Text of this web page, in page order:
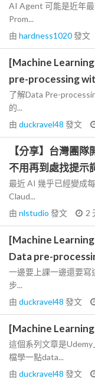
AI Agent 可能是近年
Prom...
由 hardness1020發文
[Machine
pre-processing
了解Data Pre-
的...
由 duckravel48 發文
【分享】台灣團
不用再到處找提示
最近 AI 幾乎已經變成
Claud...
由 nlstudio 發文 2
[Machine
Data pre-
一邊要上課一邊還要寫
步...
由 duckravel48 發文
[Machine
這個系列文章是
檔學一點data...
由 duckravel48 發文